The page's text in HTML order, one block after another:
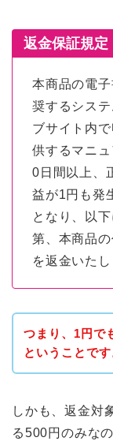
返金保証規定
本商品の電
奨するシス
ブサイト内
供するマニ
0日間以上、
益が1円も発
となり、以
第、本商品
を返金いたし
つまり、1円で
ということです
しかも、返金対
る500円のみな